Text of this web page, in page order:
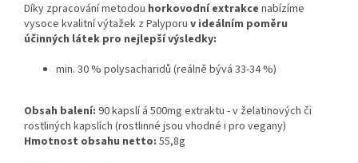
Díky zpracování metodou horkovodní extrakce nabízíme
vysoce kvalitní výtažek z Palyporu v ideálním poměru
účinných látek pro nejlepší výsledky:
min. 30 % polysacharidů (reálně bývá 33-34 %)
Obsah balení: 90 kapslí á 500mg extraktu - v želatinových či
rostliných kapslích (rostlinné jsou vhodné i pro vegany)
Hmotnost obsahu netto: 55,8g